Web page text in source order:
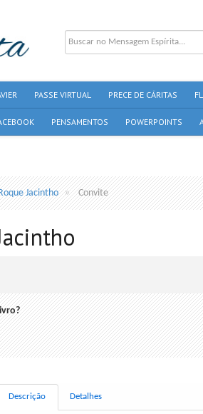
PASSE VIRTUAL PRECE DE CÁRITAS
PENSAMENTOS POWERPOINTS
Jacintho Convite
Descrição Detalhes